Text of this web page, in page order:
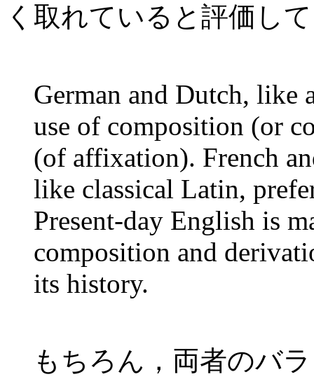
く取れていると評価し
German and Dutch, like
use of composition (or
(of affixation). French
like classical Latin,
Present-day English is
composition and
its history.
もちろん，両者のバ